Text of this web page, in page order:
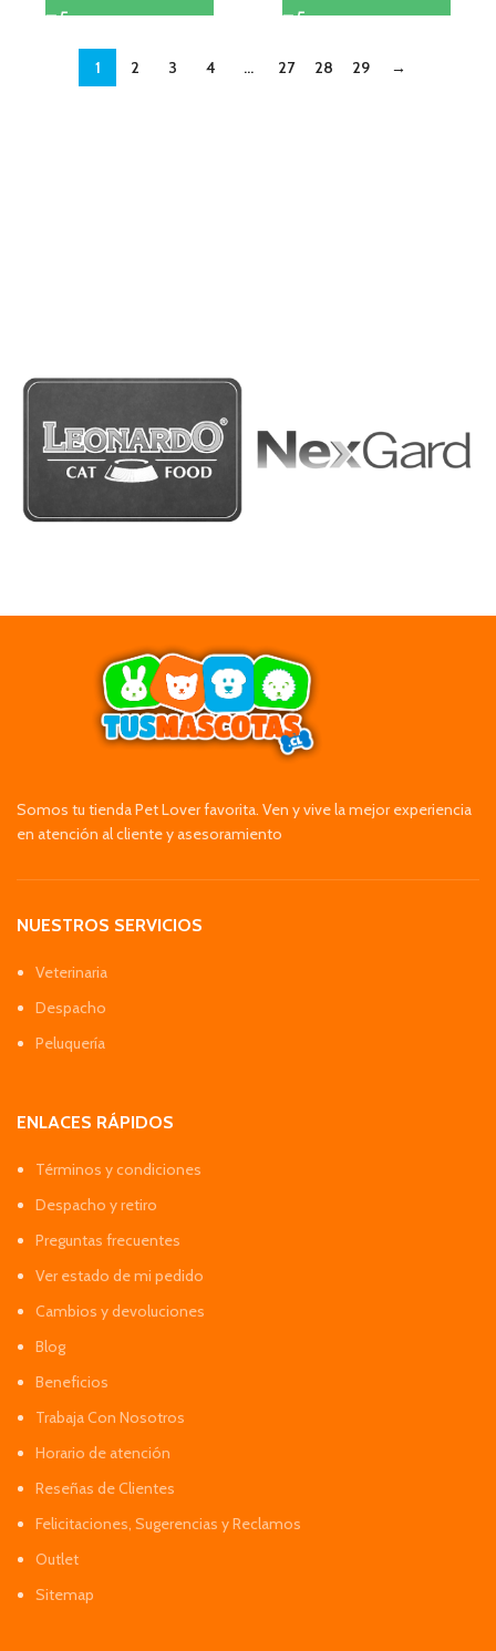
1 2 3 4 … 27 28 29 →
Somos tu tienda Pet Lover favorita. Ven y vive la mejor experiencia
en atención al cliente y asesoramiento
NUESTROS SERVICIOS
Veterinaria
Despacho
Peluquería
ENLACES RÁPIDOS
Términos y condiciones
Despacho y retiro
Preguntas frecuentes
Ver estado de mi pedido
Cambios y devoluciones
Blog
Beneficios
Trabaja Con Nosotros
Horario de atención
Reseñas de Clientes
Felicitaciones, Sugerencias y Reclamos
Outlet
Sitemap